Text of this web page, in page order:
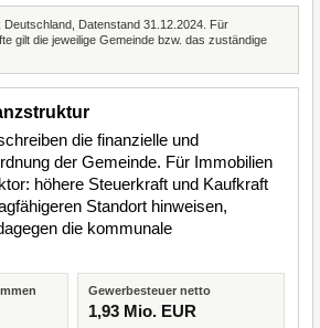
Deutschland, Datenstand 31.12.2024. Für
gilt die jeweilige Gemeinde bzw. das zuständige
die finanzielle und
der Gemeinde. Für Immobilien
höhere Steuerkraft und Kaufkraft
Standort hinweisen,
die kommunale
Gewerbesteuer netto
1,93 Mio. EUR